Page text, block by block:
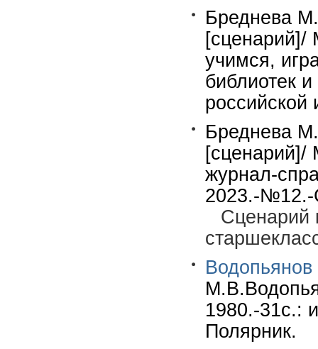
Бреднева
учимся,
библиотек
российской
Бреднева
журнал-
2023.-№12.-
Сценарий
1980.-31с.:
Полярник.